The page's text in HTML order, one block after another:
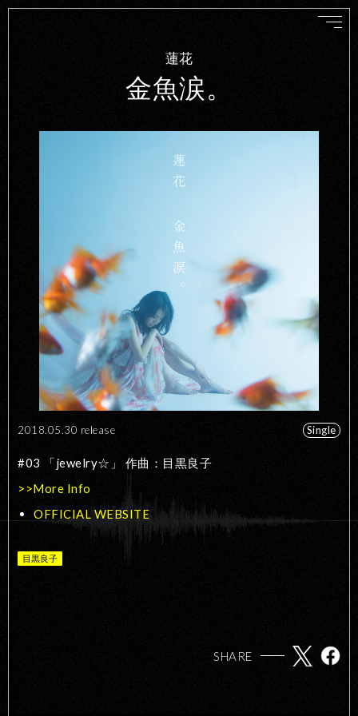
蓮花
金魚涙。
2018.05.30 release Single
#03 「jewelry☆」 作曲：目黒良子
>>More Info
OFFICIAL WEBSITE
目黒良子
SHARE